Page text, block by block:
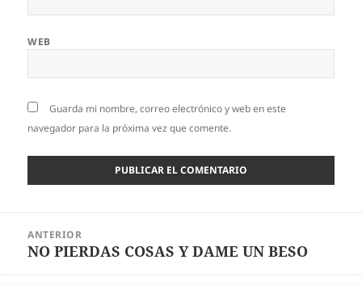
WEB
Guarda mi nombre, correo electrónico y web en este
navegador para la próxima vez que comente.
entradas
ANTERIOR
Entrada
NO PIERDAS COSAS Y DAME UN BESO